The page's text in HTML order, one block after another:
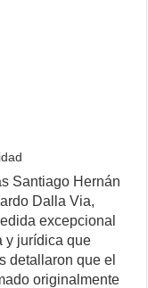
Santiago Hernán
Dalla Via,
excepcional
y jurídica que
detallaron que el
originalmente